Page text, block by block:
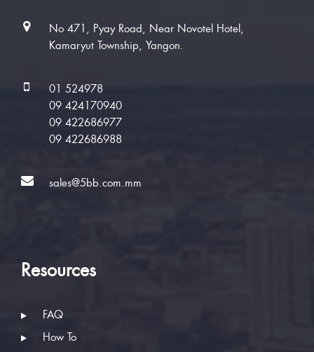
No 471, Pyay Road, Near Novotel Hotel,
Kamaryut Township, Yangon.
01 524978
09 424170940
09 422686977
09 422686988
sales@5bb.com.mm
Resources
FAQ
How To